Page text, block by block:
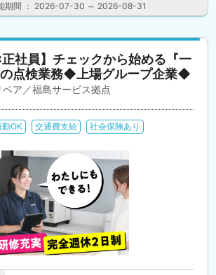
期間 ： 2026-07-30 ～ 2026-08-31
正社員】チェックから始める『一
の点検業務◆上場グループ企業◆
ア／福島サービス拠点
勤OK 交通費支給 社会保険あり